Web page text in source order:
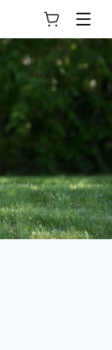
Votre panier